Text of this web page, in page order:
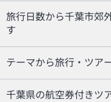
旅行日数から千葉市郊
す
テーマから旅行・ツア
千葉県の航空券付きツ